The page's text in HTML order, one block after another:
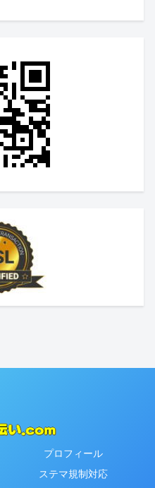
プロフィール
ステマ規制対応